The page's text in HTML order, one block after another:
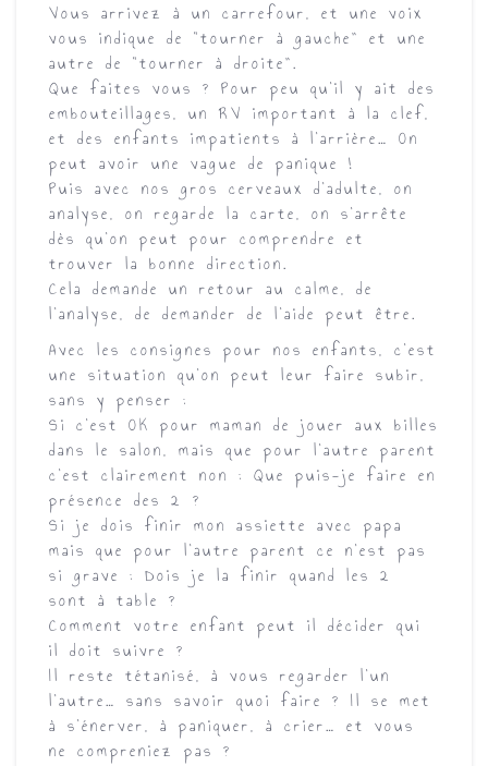
Vous arrivez à un carrefour, et une voix
vous indique de “tourner à gauche” et une
autre de “tourner à droite”.
Que faites vous ? Pour peu qu’il y ait des
embouteillages, un RV important à la clef,
et des enfants impatients à l’arrière… On
peut avoir une vague de panique !
Puis avec nos gros cerveaux d’adulte, on
analyse, on regarde la carte, on s’arrête
dès qu’on peut pour comprendre et
trouver la bonne direction.
Cela demande un retour au calme, de
l’analyse, de demander de l’aide peut être.
Avec les consignes pour nos enfants, c’est
une situation qu’on peut leur faire subir,
sans y penser :
Si c’est OK pour maman de jouer aux billes
dans le salon, mais que pour l’autre parent
c’est clairement non : Que puis-je faire en
présence des 2 ?
Si je dois finir mon assiette avec papa
mais que pour l’autre parent ce n’est pas
si grave : Dois je la finir quand les 2
sont à table ?
Comment votre enfant peut il décider qui
il doit suivre ?
Il reste tétanisé, à vous regarder l’un
l’autre… sans savoir quoi faire ? Il se met
à s’énerver, à paniquer, à crier… et vous
ne compreniez pas ?